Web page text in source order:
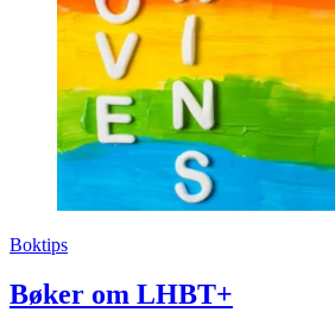
Boktips
Bøker om LHBT+